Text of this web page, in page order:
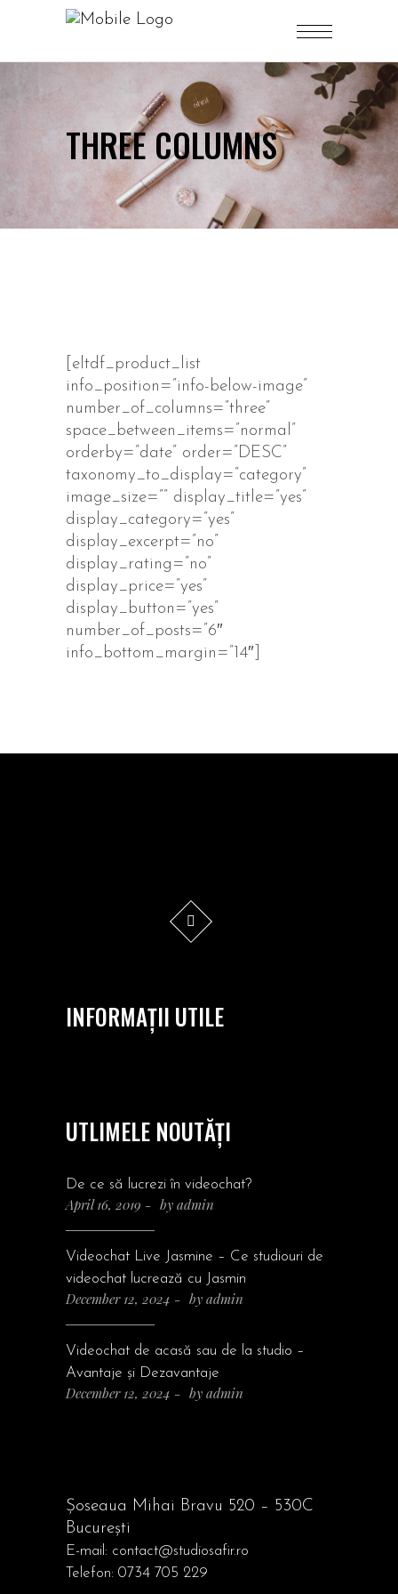
THREE COLUMNS
[eltdf_product_list
info_position=”info-below-image”
number_of_columns=”three”
space_between_items=”normal”
orderby=”date” order=”DESC”
taxonomy_to_display=”category”
image_size=”” display_title=”yes”
display_category=”yes”
display_excerpt=”no”
display_rating=”no”
display_price=”yes”
display_button=”yes”
number_of_posts=”6″
info_bottom_margin=”14″]
INFORMAȚII UTILE
UTLIMELE NOUTĂȚI
De ce să lucrezi în videochat?
April 16, 2019 by admin
Videochat Live Jasmine – Ce studiouri de
videochat lucrează cu Jasmin
December 12, 2024 by admin
Videochat de acasă sau de la studio –
Avantaje și Dezavantaje
December 12, 2024 by admin
Șoseaua Mihai Bravu 520 – 530C
București
E-mail: contact@studiosafir.ro
Telefon: 0734 705 229